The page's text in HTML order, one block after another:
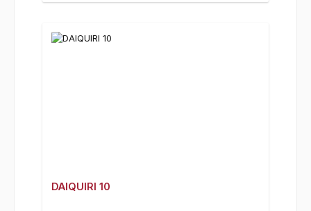
DAIQUIRI 10